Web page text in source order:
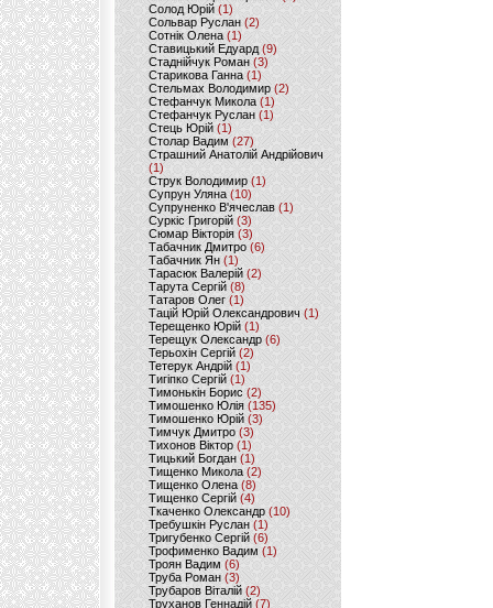
Солод Юрій (1)
Сольвар Руслан (2)
Сотнік Олена(1)
Ставицький Едуард (9)
Стаднійчук Роман(3)
Старикова Ганна (1)
Стельмах Володимир(2)
Стефанчук Микола (1)
Стефанчук Руслан (1)
Стець Юрій (1)
Столар Вадим(27)
Страшний Анатолій Андрійович
(1)
Струк Володимир (1)
Супрун Уляна (10)
Супруненко В'ячеслав (1)
Суркіс Григорій (3)
Сюмар Вікторія (3)
Табачник Дмитро (6)
Табачник Ян(1)
Тарасюк Валерій (2)
Тарута Сергій (8)
Татаров Олег(1)
Тацій Юрій Олександрович(1)
Терещенко Юрій(1)
Терещук Олександр(6)
Терьохін Сергій (2)
Тетерук Андрій (1)
Тигіпко Сергій(1)
Тимонькін Борис (2)
Тимошенко Юлія (135)
Тимошенко Юрій(3)
Тимчук Дмитро (3)
Тихонов Віктор (1)
Тицький Богдан (1)
Тищенко Микола (2)
Тищенко Олена (8)
Тищенко Сергій (4)
Ткаченко Олександр (10)
Требушкін Руслан (1)
Тригубенко Сергій(6)
Трофименко Вадим (1)
Троян Вадим (6)
Труба Роман(3)
Трубаров Віталій (2)
Труханов Геннадій (7)